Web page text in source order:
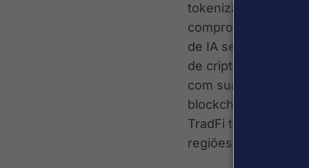
tokenizadas, ETFs,
comprometido em
de IA sendo o
de criptomoedas
com sua estratégia
blockchain para 1,1
TradFi tokenizado,
regiões em todo o